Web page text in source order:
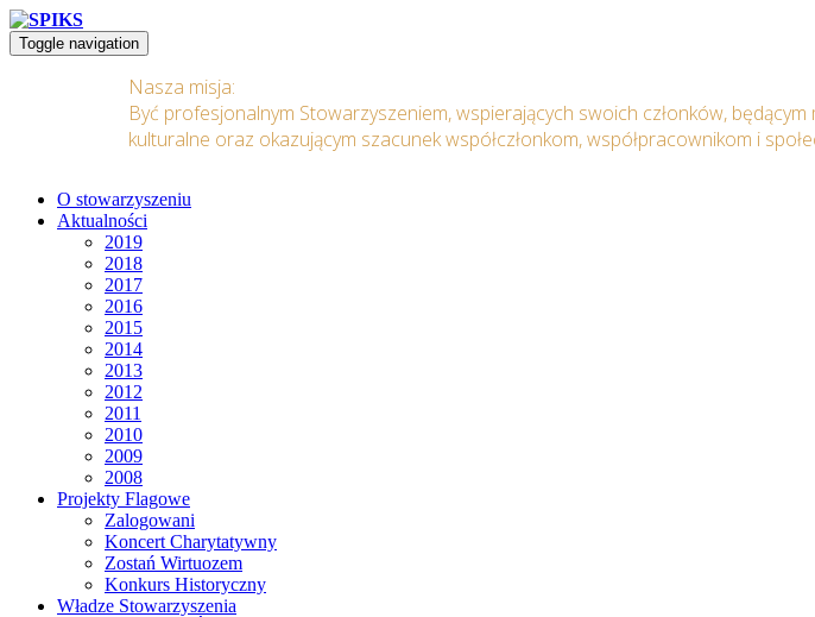
Toggle navigation
Nasza misja:
Być profesjonalnym Stowarzyszeniem, wspierających swoich członków,
kulturalne oraz okazującym szacunek współczłonkom, współpracownikom i
O stowarzyszeniu
Aktualności
2019
2018
2017
2016
2015
2014
2013
2012
2011
2010
2009
2008
Projekty Flagowe
Zalogowani
Koncert Charytatywny
Zostań Wirtuozem
Konkurs Historyczny
Władze Stowarzyszenia